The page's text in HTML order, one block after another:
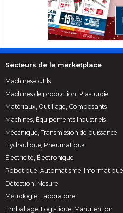
Secteurs de la marketplace
Machines-outils
Machines de production, Plasturgie
Matériaux, Outillage, Composants
Machines, Équipements Industriels
Mécanique, Transmission de puissance
Hydraulique, Pneumatique
Électricité, Électronique
Robotique, Automatisme, Informatique
Détection, Mesure
Métrologie, Laboratoire
Emballage, Logistique, Manutention